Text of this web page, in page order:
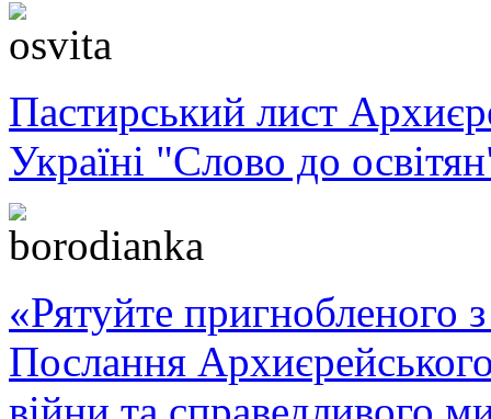
Пастирський лист
Україні "Слово до
«Рятуйте пригнобленого
Послання